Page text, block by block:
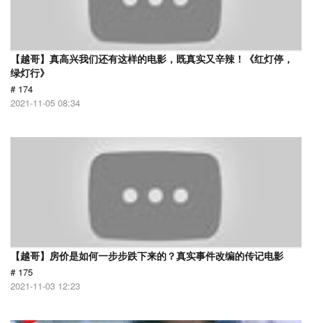
【越哥】真高兴我们还有这样的电影，既真实又辛辣！《红灯停，
绿灯行》
# 174
2021-11-05 08:34
【越哥】房价是如何一步步跌下来的？真实事件改编的传记电影
# 175
2021-11-03 12:23